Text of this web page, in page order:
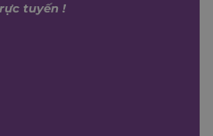
tuyến !